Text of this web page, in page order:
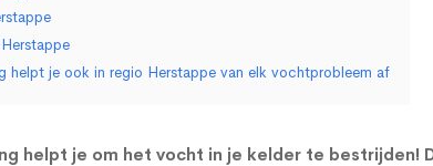
helpt je ook in regio Herstappe van elk vochtprobleem af
helpt je om het vocht in je kelder te bestrijden!